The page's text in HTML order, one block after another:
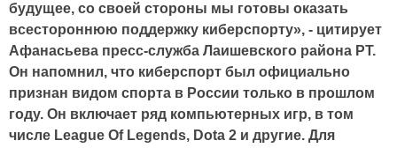
будущее, со своей стороны мы готовы оказать
всестороннюю поддержку киберспорту», - цитирует
Афанасьева пресс-служба Лаишевского района РТ.
Он напомнил, что киберспорт был официально
признан видом спорта в России только в прошлом
году. Он включает ряд компьютерных игр, в том
числе League Of Legends, Dota 2 и другие. Для